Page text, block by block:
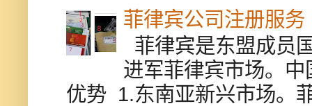
菲律宾公司注册服务
菲律宾是东盟成员
进军菲律宾市场。
优势 1.东南亚新兴市场。